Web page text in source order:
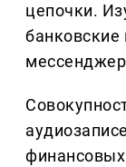
цепочки.
банковские